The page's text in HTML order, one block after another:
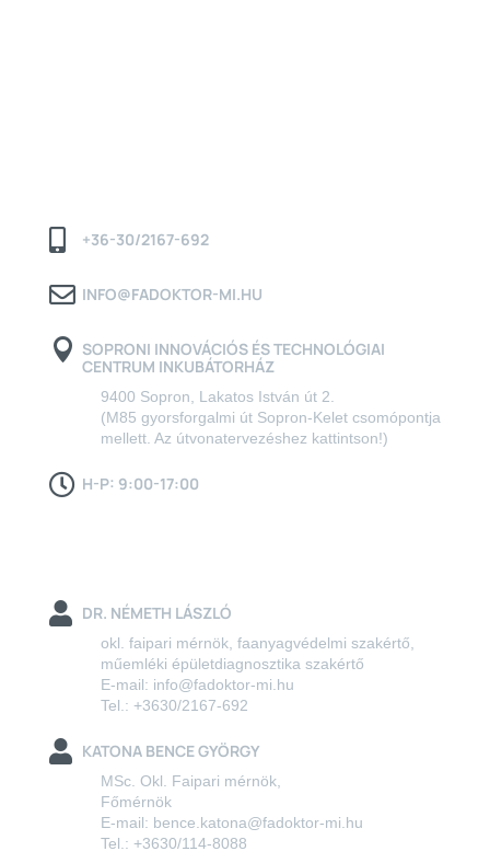
+36-30/2167-692
 INFO@FADOKTOR-MI.HU
 SOPRONI INNOVÁCIÓS ÉS TECHNOLÓGIAI
CENTRUM INKUBÁTORHÁZ
9400 Sopron, Lakatos István út 2.
(M85 gyorsforgalmi út Sopron-Kelet csomópontja
mellett. Az útvonatervezéshez kattintson!)
 H-P: 9:00-17:00
 DR. NÉMETH LÁSZLÓ
okl. faipari mérnök, faanyagvédelmi szakértő,
műemléki épületdiagnosztika szakértő
E-mail: info@fadoktor-mi.hu
Tel.: +3630/2167-692
 KATONA BENCE GYÖRGY
MSc. Okl. Faipari mérnök,
Főmérnök
E-mail: bence.katona@fadoktor-mi.hu
Tel.: +3630/114-8088